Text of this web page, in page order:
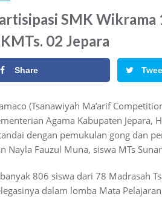
SMK Wikrama
02 Jepara
Share
(Tsanawiyah Ma’arif
Agama Kabupaten Jepara,
dengan pemukulan gong dan
Nayla Fauzul Muna, siswa MTs
806 siswa dari 78 Madrasah
dalam lomba Mata